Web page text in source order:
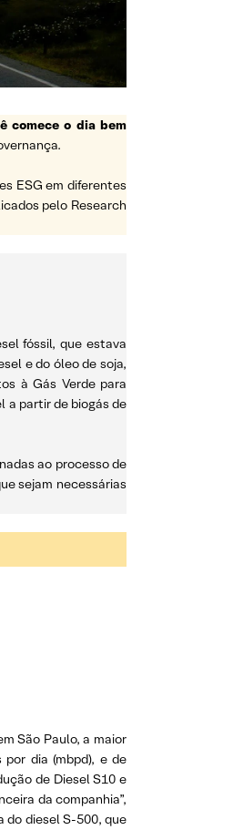
comece o dia bem
ESG em diferentes
pelo Research
fóssil, que estava
e do óleo de soja,
à Gás Verde para
a partir de biogás de
ao processo de
sejam necessárias
São Paulo, a maior
dia (mbpd), e de
de Diesel S10 e
da companhia”,
do diesel S-500, que